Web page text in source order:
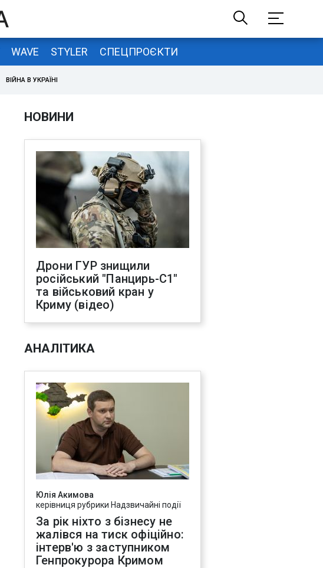
WAVE STYLER СПЕЦПРОЄКТИ
ВІЙНА В УКРАЇНІ
НОВИНИ
Дрони ГУР знищили
російський "Панцирь-С1"
та військовий кран у
Криму (відео)
АНАЛІТИКА
Юлія Акимова
керівниця рубрики Надзвичайні події
За рік ніхто з бізнесу не
жалівся на тиск офіційно:
інтерв'ю з заступником
Генпрокурора Кримом